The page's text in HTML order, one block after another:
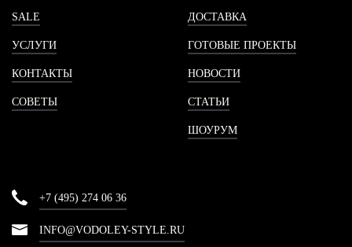
SALE
УСЛУГИ
КОНТАКТЫ
СОВЕТЫ
ДОСТАВКА
ГОТОВЫЕ ПРОЕКТЫ
НОВОСТИ
СТАТЬИ
ШОУРУМ
+7 (495) 274 06 36
INFO@VODOLEY-STYLE.RU